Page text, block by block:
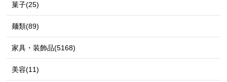
菓子(25)
麺類(89)
家具・装飾品(5168)
美容(11)